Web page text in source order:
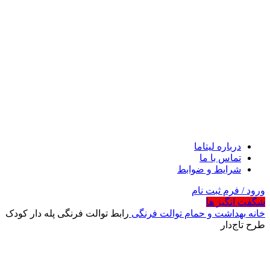
درباره لیتاما
تماس با ما
شرایط و ضوابط
ورود / فرم ثبت نام
شگفت انگیز ها
خانه بهداشت و حمام توالت فرنگی رابط توالت فرنگی پله دار کودک
طرح تاج‌دار